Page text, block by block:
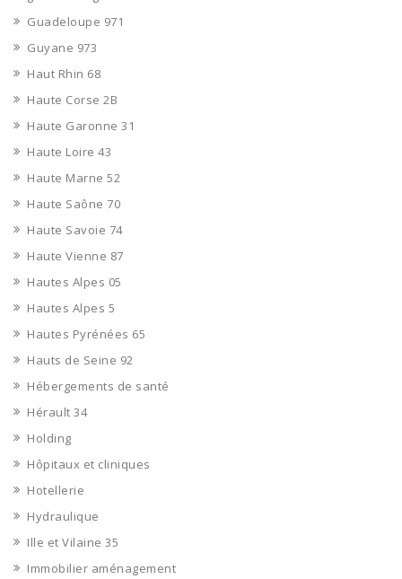
Guadeloupe 971
Guyane 973
Haut Rhin 68
Haute Corse 2B
Haute Garonne 31
Haute Loire 43
Haute Marne 52
Haute Saône 70
Haute Savoie 74
Haute Vienne 87
Hautes Alpes 05
Hautes Alpes 5
Hautes Pyrénées 65
Hauts de Seine 92
Hébergements de santé
Hérault 34
Holding
Hôpitaux et cliniques
Hotellerie
Hydraulique
Ille et Vilaine 35
Immobilier aménagement